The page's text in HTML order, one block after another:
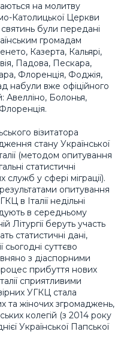
на молитву
Католицької Церкви
святинь були передані
громадам
Казерта, Кальярі,
Падова, Пескара,
Флоренція, Фоджія,
набули вже офіційного
Авелліно, Болонья,
візитатора
стану Української
(методом опитування
статистичні
служб у сфері міграції).
опитування
в Італії недільні
в середньому
Літургії беруть участь
статистичні дані,
сьогодні суттєво
з діаспорними
прибуття нових
сприятливими
УГКЦ стала
та жіночих згромаджень,
колегій (з 2014 року
Української Папської